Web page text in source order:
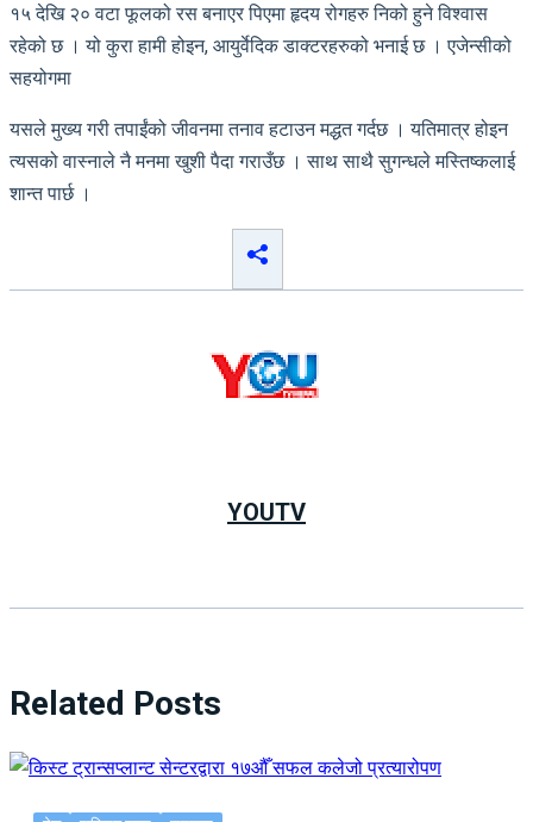
१५ देखि २० वटा फूलको रस बनाएर पिएमा हृदय रोगहरु निको हुने विश्वास
रहेको छ । यो कुरा हामी होइन, आयुर्वेदिक डाक्टरहरुको भनाई छ । एजेन्सीको
सहयोगमा
यसले मुख्य गरी तपाईंको जीवनमा तनाव हटाउन मद्धत गर्दछ । यतिमात्र होइन
त्यसको वास्नाले नै मनमा खुशी पैदा गराउँछ । साथ साथै सुगन्धले मस्तिष्कलाई
शान्त पार्छ ।
YOUTV
Related Posts